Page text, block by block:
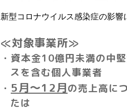
新型コロナウイルス感染症の影響
≪対象事業所≫
・資本金10億円未満の中
スを含む個人事業者
・ 5月～12月の売上高に
たは